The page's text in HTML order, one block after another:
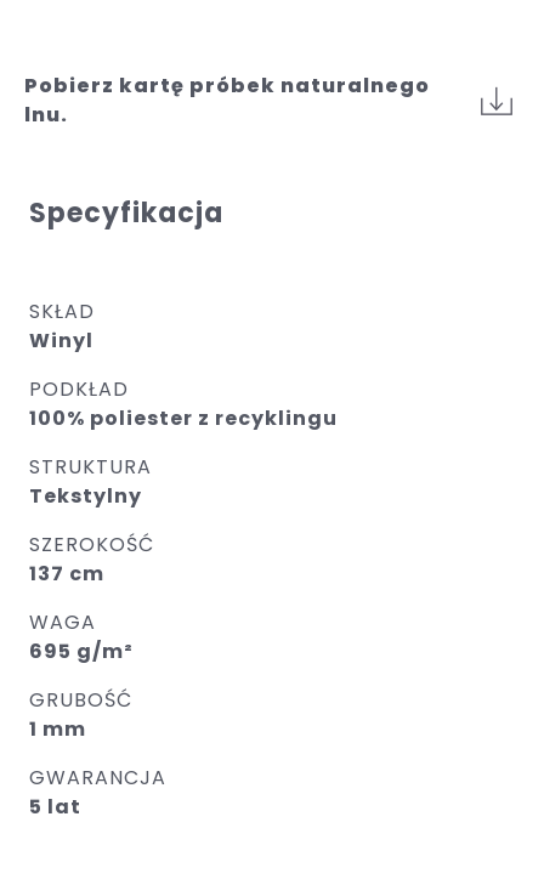
Pobierz kartę próbek naturalnego
lnu.
Specyfikacja
SKŁAD
Winyl
PODKŁAD
100% poliester z recyklingu
STRUKTURA
Tekstylny
SZEROKOŚĆ
137 cm
WAGA
695 g/m²
GRUBOŚĆ
1 mm
GWARANCJA
5 lat